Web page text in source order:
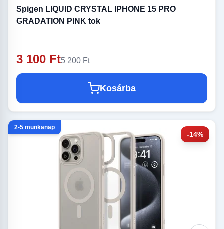
Spigen LIQUID CRYSTAL IPHONE 15 PRO
GRADATION PINK tok
3 100 Ft5 200 Ft
Kosárba
-14%
2-5 munkanap